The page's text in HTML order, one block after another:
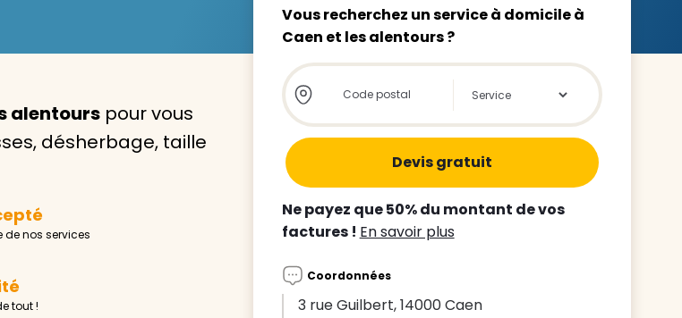
trouvez le
à domicile qui vous
de votre logement, la garde de votre enfant
d’un parent, nos intervenants à
un devis gratuit
Trouver mon agence
alentours pour vous
désherbage, taille
de nos services
tout !
Vous recherchez un service à domicile à
Caen et les alentours ?
Store locator global - Autocompletion
Rechercher
Ne payez que 50% du montant de vos
factures ! En savoir plus
Coordonnées
3 rue Guilbert, 14000 Caen